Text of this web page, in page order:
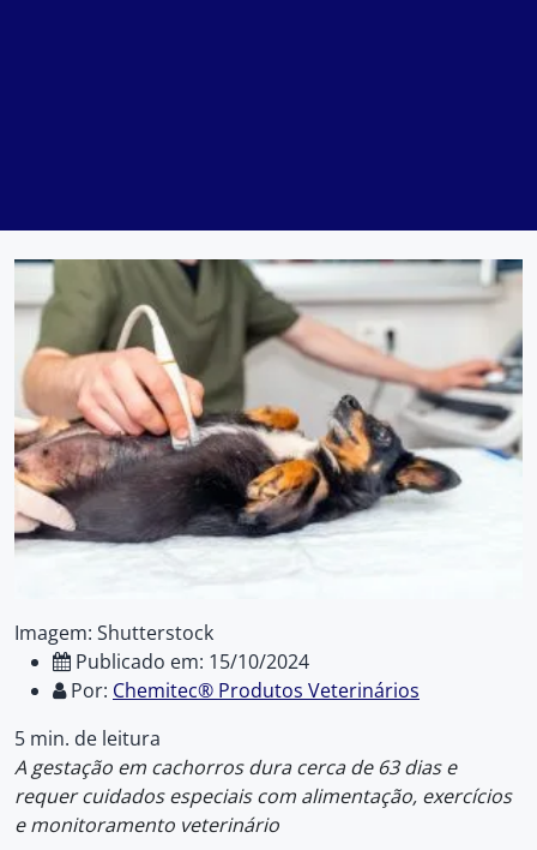
Imagem: Shutterstock
Publicado em: 15/10/2024
Por: Chemitec® Produtos Veterinários
5 min. de leitura
A gestação em cachorros dura cerca de 63 dias e
requer cuidados especiais com alimentação, exercícios
e monitoramento veterinário